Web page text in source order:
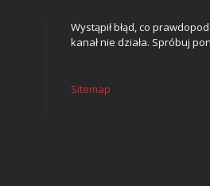
Wystąpił błąd, co
kanał nie działa. Spróbuj
Sitemap